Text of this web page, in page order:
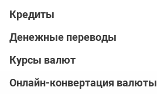
Кредиты
Денежные переводы
Курсы валют
Онлайн-конвертация валюты